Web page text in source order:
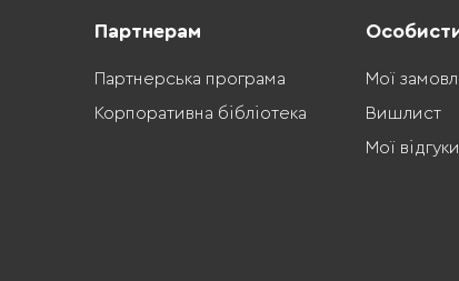
Партнерам
Партнерська програма
Корпоративна бібліотека
Мої
Вишлист
Мої відгуки